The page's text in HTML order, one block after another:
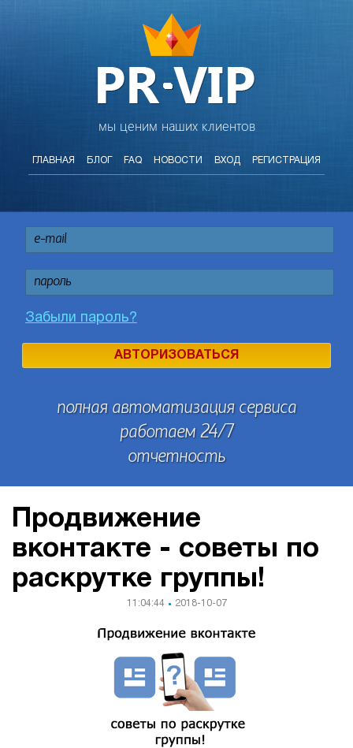
мы ценим наших клиентов
ГЛАВНАЯ БЛОГ FAQ НОВОСТИ ВХОД РЕГИСТРАЦИЯ
Забыли пароль?
АВТОРИЗОВАТЬСЯ
полная автоматизация сервиса
работаем 24/7
отчетность
Продвижение
вконтакте - советы по
раскрутке группы!
11:04:44 2018-10-07